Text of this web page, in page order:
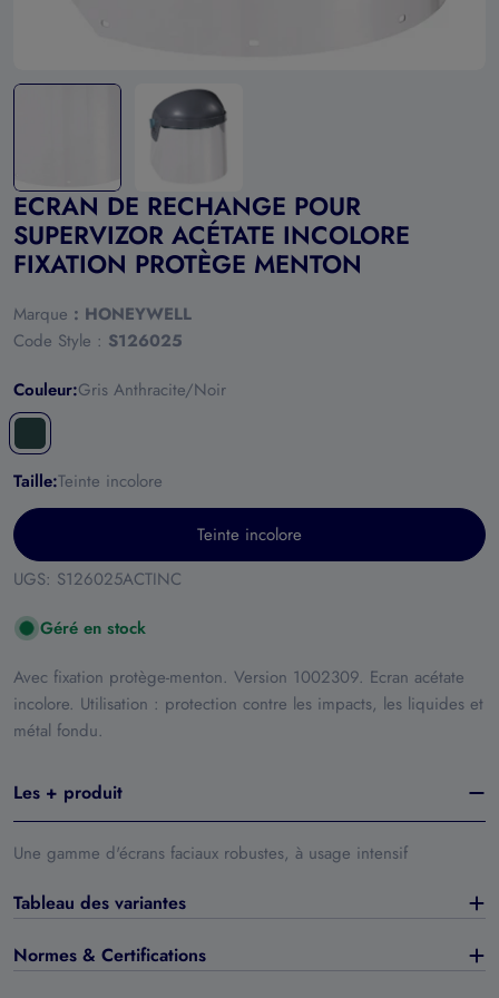
ECRAN DE RECHANGE POUR
SUPERVIZOR ACÉTATE INCOLORE
FIXATION PROTÈGE MENTON
Marque : HONEYWELL
Code Style : S126025
Couleur:Gris Anthracite/Noir
Taille:Teinte incolore
Teinte incolore
UGS: S126025ACTINC
Géré en stock
Avec fixation protège-menton. Version 1002309. Ecran acétate
incolore. Utilisation : protection contre les impacts, les liquides et
métal fondu.
Les + produit
Une gamme d'écrans faciaux robustes, à usage intensif
Tableau des variantes
Normes & Certifications